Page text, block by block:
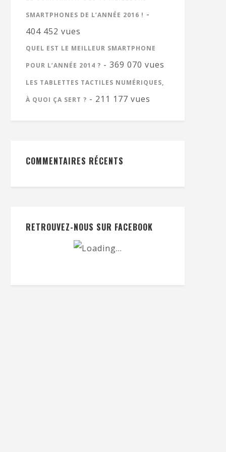
SMARTPHONES DE L’ANNÉE 2016 ! -
404 452 vues
QUEL EST LE MEILLEUR SMARTPHONE
POUR L’ANNÉE 2014 ? - 369 070 vues
LES TABLETTES TACTILES NUMÉRIQUES,
À QUOI ÇA SERT ? - 211 177 vues
COMMENTAIRES RÉCENTS
RETROUVEZ-NOUS SUR FACEBOOK